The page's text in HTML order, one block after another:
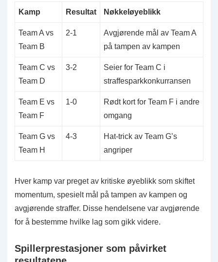
Kamp Resultat Nøkkeløyeblikk
Team A vs
Team B
2-1
Avgjørende mål av Team A
på tampen av kampen
Team C vs
Team D
3-2
Seier for Team C i
straffesparkkonkurransen
Team E vs
Team F
1-0
Rødt kort for Team F i andre
omgang
Team G vs
Team H
4-3
Hat-trick av Team G’s
angriper
Hver kamp var preget av kritiske øyeblikk som skiftet
momentum, spesielt mål på tampen av kampen og
avgjørende straffer. Disse hendelsene var avgjørende
for å bestemme hvilke lag som gikk videre.
Spillerprestasjoner som påvirket